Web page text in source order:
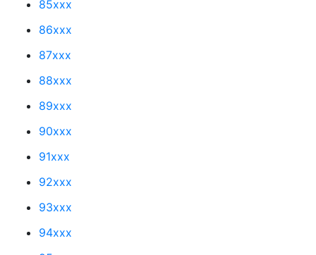
85xxx
86xxx
87xxx
88xxx
89xxx
90xxx
91xxx
92xxx
93xxx
94xxx